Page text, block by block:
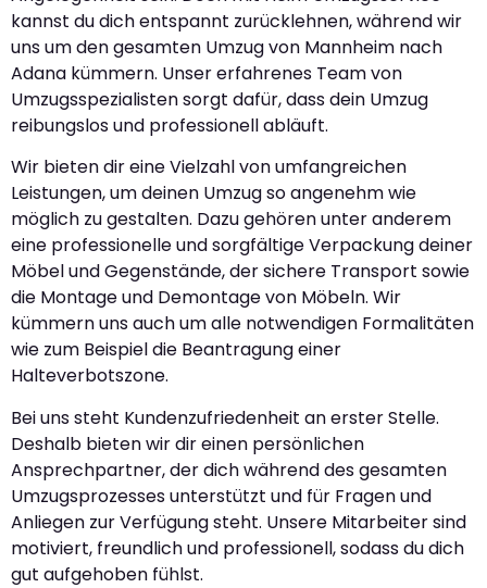
kannst du dich entspannt zurücklehnen, während wir
uns um den gesamten Umzug von Mannheim nach
Adana kümmern. Unser erfahrenes Team von
Umzugsspezialisten sorgt dafür, dass dein Umzug
reibungslos und professionell abläuft.
Wir bieten dir eine Vielzahl von umfangreichen
Leistungen, um deinen Umzug so angenehm wie
möglich zu gestalten. Dazu gehören unter anderem
eine professionelle und sorgfältige Verpackung deiner
Möbel und Gegenstände, der sichere Transport sowie
die Montage und Demontage von Möbeln. Wir
kümmern uns auch um alle notwendigen Formalitäten
wie zum Beispiel die Beantragung einer
Halteverbotszone.
Bei uns steht Kundenzufriedenheit an erster Stelle.
Deshalb bieten wir dir einen persönlichen
Ansprechpartner, der dich während des gesamten
Umzugsprozesses unterstützt und für Fragen und
Anliegen zur Verfügung steht. Unsere Mitarbeiter sind
motiviert, freundlich und professionell, sodass du dich
gut aufgehoben fühlst.